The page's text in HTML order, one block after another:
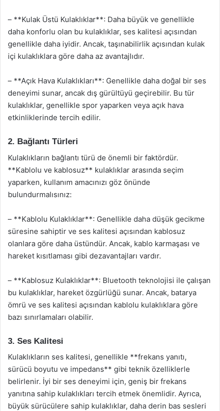
– **Kulak Üstü Kulaklıklar**: Daha büyük ve genellikle
daha konforlu olan bu kulaklıklar, ses kalitesi açısından
genellikle daha iyidir. Ancak, taşınabilirlik açısından kulak
içi kulaklıklara göre daha az avantajlıdır.
– **Açık Hava Kulaklıkları**: Genellikle daha doğal bir ses
deneyimi sunar, ancak dış gürültüyü geçirebilir. Bu tür
kulaklıklar, genellikle spor yaparken veya açık hava
etkinliklerinde tercih edilir.
2. Bağlantı Türleri
Kulaklıkların bağlantı türü de önemli bir faktördür.
**Kablolu ve kablosuz** kulaklıklar arasında seçim
yaparken, kullanım amacınızı göz önünde
bulundurmalısınız:
– **Kablolu Kulaklıklar**: Genellikle daha düşük gecikme
süresine sahiptir ve ses kalitesi açısından kablosuz
olanlara göre daha üstündür. Ancak, kablo karmaşası ve
hareket kısıtlaması gibi dezavantajları vardır.
– **Kablosuz Kulaklıklar**: Bluetooth teknolojisi ile çalışan
bu kulaklıklar, hareket özgürlüğü sunar. Ancak, batarya
ömrü ve ses kalitesi açısından kablolu kulaklıklara göre
bazı sınırlamaları olabilir.
3. Ses Kalitesi
Kulaklıkların ses kalitesi, genellikle **frekans yanıtı,
sürücü boyutu ve impedans** gibi teknik özelliklerle
belirlenir. İyi bir ses deneyimi için, geniş bir frekans
yanıtına sahip kulaklıkları tercih etmek önemlidir. Ayrıca,
büyük sürücülere sahip kulaklıklar, daha derin bas sesleri